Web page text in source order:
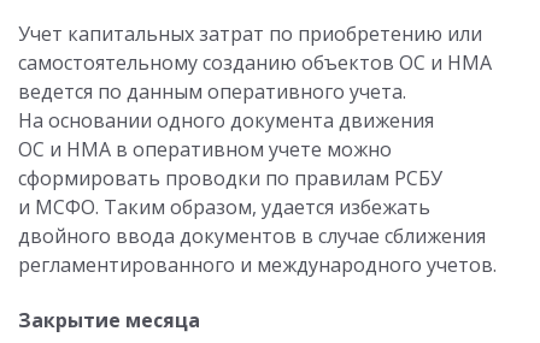
Учет капитальных затрат по приобретению или
самостоятельному созданию объектов ОС и НМА
ведется по данным оперативного учета.
На основании одного документа движения
ОС и НМА в оперативном учете можно
сформировать проводки по правилам РСБУ
и МСФО. Таким образом, удается избежать
двойного ввода документов в случае сближения
регламентированного и международного учетов.
Закрытие месяца